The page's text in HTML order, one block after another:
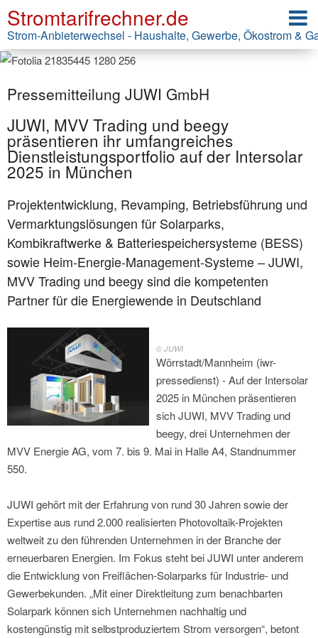
Stromtarifrechner.de
Strom-Anbieterwechsel - Haushalte, Gewerbe, Ökostrom &
Pressemitteilung JUWI GmbH
JUWI, MVV Trading und beegy
präsentieren ihr umfangreiches
Dienstleistungsportfolio auf der Intersolar
2025 in München
Projektentwicklung, Revamping, Betriebsführung und
Vermarktungslösungen für Solarparks,
Kombikraftwerke & Batteriespeichersysteme (BESS)
sowie Heim-Energie-Management-Systeme – JUWI,
MVV Trading und beegy sind die kompetenten
Partner für die Energiewende in Deutschland
© JUWI
Wörrstadt/Mannheim (iwr-
pressedienst) - Auf der Intersolar
2025 in München präsentieren
sich JUWI, MVV Trading und
beegy, drei Unternehmen der
MVV Energie AG, vom 7. bis 9. Mai in Halle A4, Standnummer
550.
JUWI gehört mit der Erfahrung von rund 30 Jahren sowie der
Expertise aus rund 2.000 realisierten Photovoltaik-Projekten
weltweit zu den führenden Unternehmen in der Branche der
erneuerbaren Energien. Im Fokus steht bei JUWI unter anderem
die Entwicklung von Freiflächen-Solarparks für Industrie- und
Gewerbekunden. „Mit einer Direktleitung zum benachbarten
Solarpark können sich Unternehmen nachhaltig und
kostengünstig mit selbstproduziertem Strom versorgen“, betont